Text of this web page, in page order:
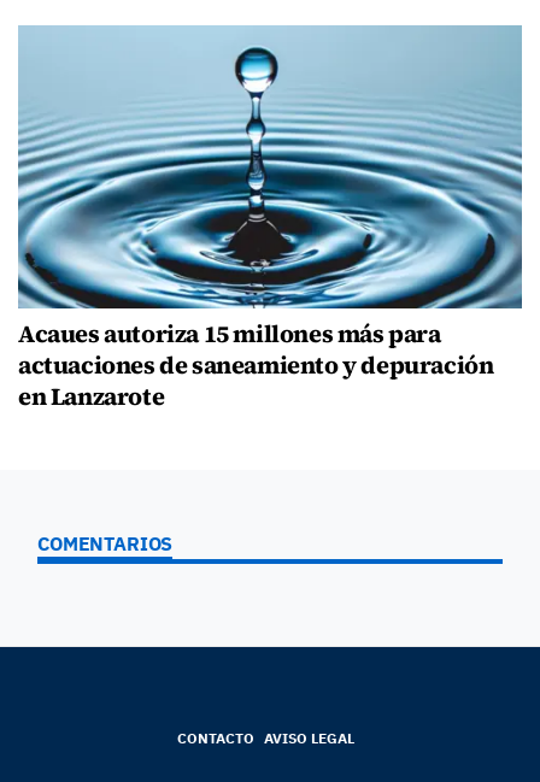
Acaues autoriza 15 millones más para
actuaciones de saneamiento y depuración
en Lanzarote
COMENTARIOS
CONTACTO AVISO LEGAL